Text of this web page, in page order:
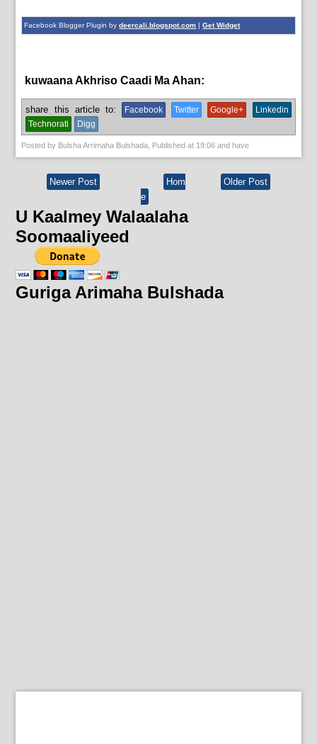
Facebook Blogger Plugin bydeercali.blogspot.com |Get Widget
kuwaana Akhriso Caadi Ma Ahan:
share this article to: Facebook Twitter Google+
Linkedin
Technorati
Digg
Posted by Bulsha Arrimaha Bulshada , Published at 19:06 and have
Newer Post Older Post
Hom
e
U Kaalmey Walaalaha
Soomaaliyeed
Guriga Arimaha Bulshada